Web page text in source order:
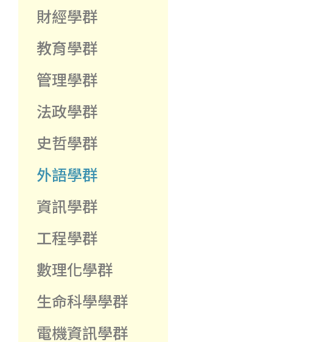
財經學群
教育學群
管理學群
法政學群
史哲學群
外語學群
資訊學群
工程學群
數理化學群
生命科學學群
電機資訊學群